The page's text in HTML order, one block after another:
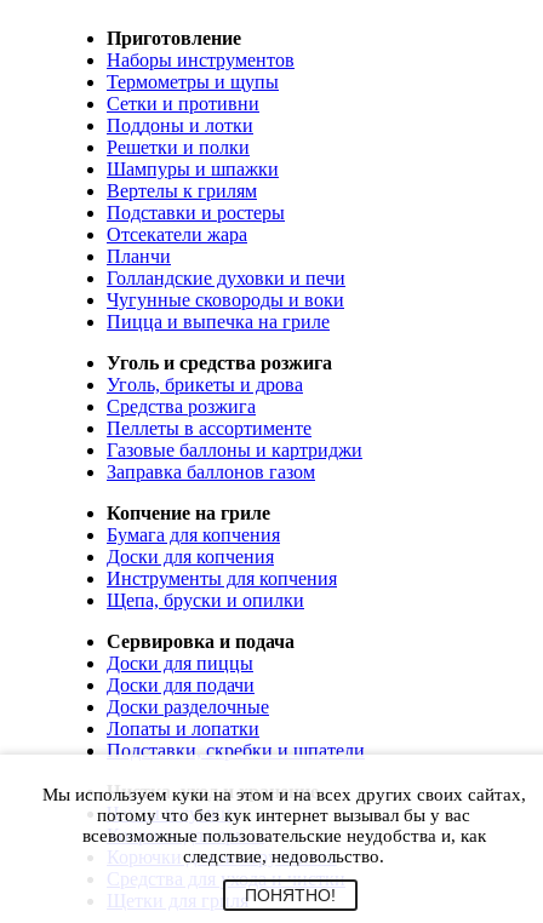
Приготовление
Наборы инструментов
Термометры и щупы
Сетки и противни
Поддоны и лотки
Решетки и полки
Шампуры и шпажки
Вертелы к грилям
Подставки и ростеры
Отсекатели жара
Планчи
Голландские духовки и печи
Чугунные сковороды и воки
Пицца и выпечка на гриле
Уголь и средства розжига
Уголь, брикеты и дрова
Средства розжига
Пеллеты в ассортименте
Газовые баллоны и картриджи
Заправка баллонов газом
Копчение на гриле
Бумага для копчения
Доски для копчения
Инструменты для копчения
Щепа, бруски и опилки
Сервировка и подача
Доски для пиццы
Доски для подачи
Доски разделочные
Лопаты и лопатки
Подставки, скребки и шпатели
Чистка, уход и хранение
Чехлы и сумки
Коврики для гриля
Корючки для инструментов
Средства для ухода и чистки
Щетки для гриля
Мы используем куки на этом и на всех других своих сайтах,
потому что без кук интернет вызывал бы у вас
всевозможные пользовательские неудобства и, как
следствие, недовольство.
ПОНЯТНО!